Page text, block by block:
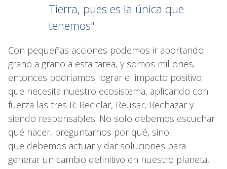
Tierra, pues es la única que
tenemos".
Con pequeñas acciones podemos ir aportando
grano a grano a esta tarea, y somos millones,
entonces podríamos lograr el impacto positivo
que necesita nuestro ecosistema, aplicando con
fuerza las tres R: Reciclar, Reusar, Rechazar y
siendo responsables. No solo debemos escuchar
qué hacer, preguntarnos por qué, sino
que debemos actuar y dar soluciones para
generar un cambio definitivo en nuestro planeta,